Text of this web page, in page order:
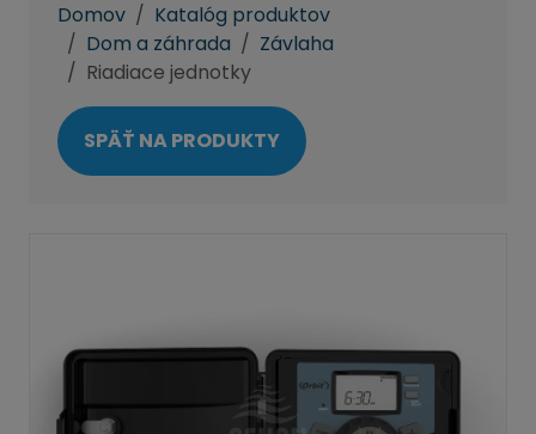
Domov
Katalóg produktov
Dom a záhrada
Závlaha
Riadiace jednotky
SPÄŤ NA PRODUKTY